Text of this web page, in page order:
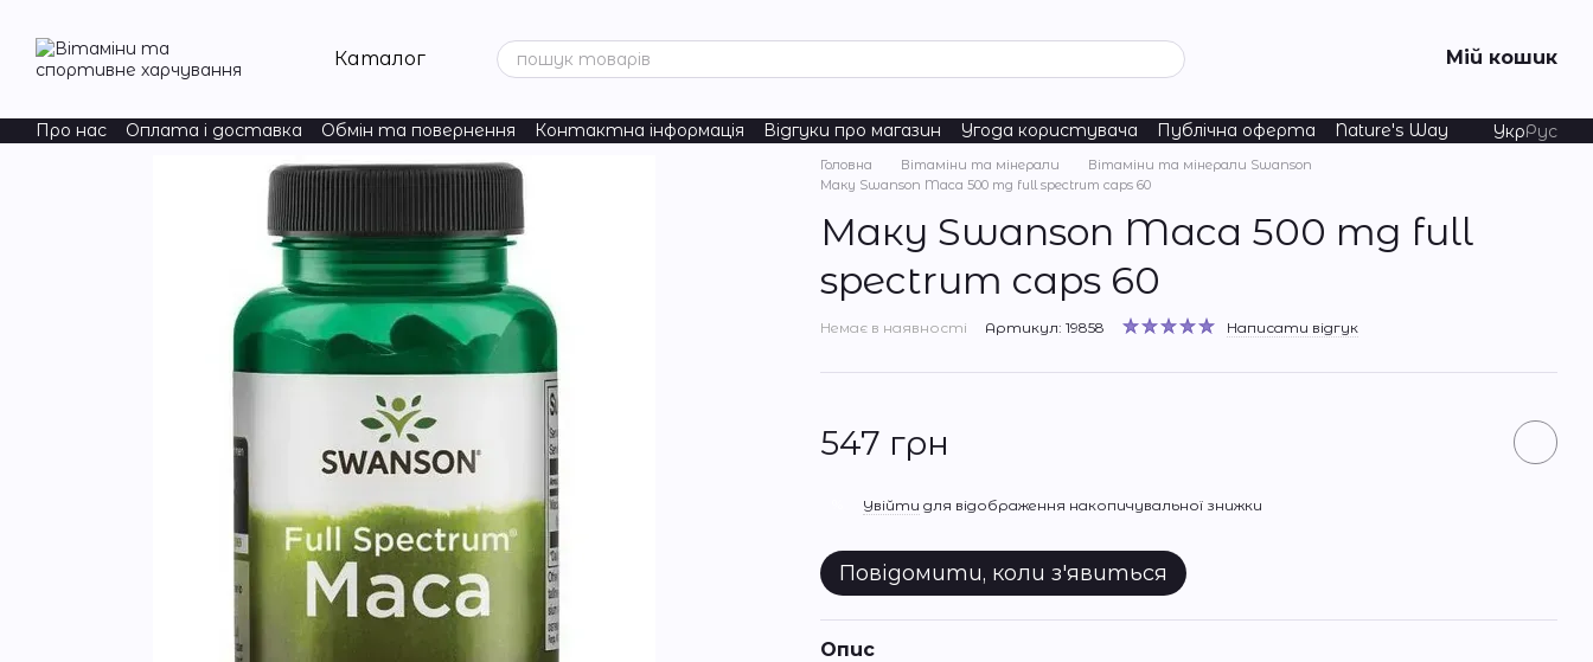
Каталог Мій кошик
Про нас Оплата і доставка Обмін та повернення Контактна інформація Відгуки про магазин Угода користувача Публічна оферта
Nature's Way
УкрРус
Головна Вітаміни та мінерали
Вітаміни та мінерали Swanson
Маку Swanson Maca 500 mg full spectrum caps 60
Маку Swanson Maca 500 mg full
spectrum caps 60
Немає в наявності Артикул: 19858 Написати відгук
547 грн
Увійти для відображення накопичувальної знижки
Повідомити, коли з'явиться
Опис